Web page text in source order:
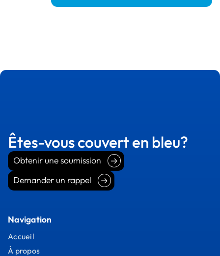
Êtes-vous couvert en bleu?
Obtenir une soumission
Demander un rappel
Demander un rappel
Navigation
Accueil
À propos